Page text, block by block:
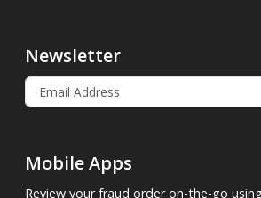
Newsletter
Mobile Apps
Review your fraud order on-the-go